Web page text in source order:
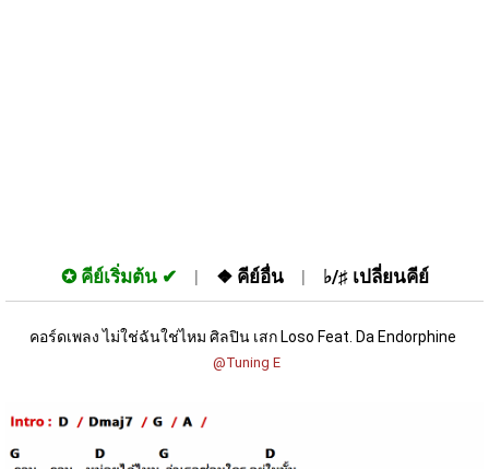
✪ คีย์เริ่มต้น ❖ คีย์อื่น ♭/♯ เปลี่ยนคีย์
คอร์ดเพลง ไม่ใช่ฉันใช่ไหม ศิลปิน เสก Loso Feat. Da Endorphine
@Tuning E